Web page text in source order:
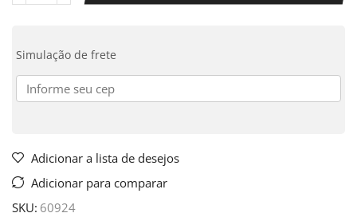
Simulação de frete
Adicionar a lista de desejos
Adicionar para comparar
SKU: 60924